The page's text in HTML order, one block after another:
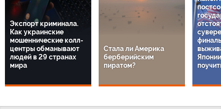
Экспорт криминала.
Как украинские
мошеннические колл-
центры обманывают
людей в 29 странах
мира
Стала ли Америка
берберийским
пиратом?